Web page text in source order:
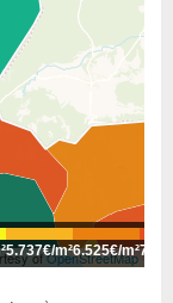
ofOpenStreetMap
5.737€/m²6.525€/m²